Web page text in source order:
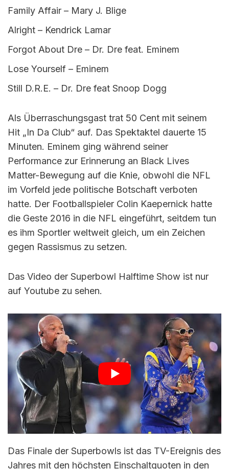
Family Affair – Mary J. Blige
Alright – Kendrick Lamar
Forgot About Dre – Dr. Dre feat. Eminem
Lose Yourself – Eminem
Still D.R.E. – Dr. Dre feat Snoop Dogg
Als Überraschungsgast trat 50 Cent mit seinem
Hit „In Da Club“ auf. Das Spektaktel dauerte 15
Minuten. Eminem ging während seiner
Performance zur Erinnerung an Black Lives
Matter-Bewegung auf die Knie, obwohl die NFL
im Vorfeld jede politische Botschaft verboten
hatte. Der Footballspieler Colin Kaepernick hatte
die Geste 2016 in die NFL eingeführt, seitdem tun
es ihm Sportler weltweit gleich, um ein Zeichen
gegen Rassismus zu setzen.
Das Video der Superbowl Halftime Show ist nur
auf Youtube zu sehen.
Das Finale der Superbowls ist das TV-Ereignis des
Jahres mit den höchsten Einschaltquoten in den